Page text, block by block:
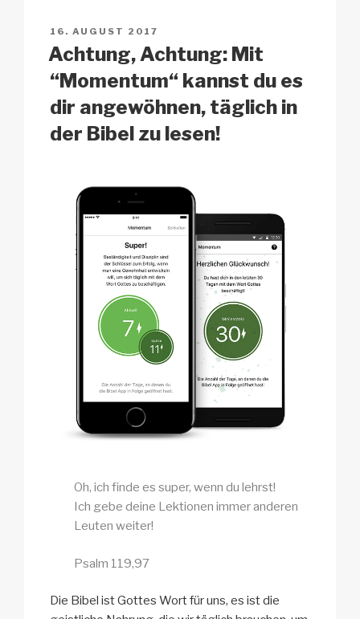
n
k
o
o
k
p
at
VERÖFFENTLICHT
AM
16. AUGUST 2017
Achtung, Achtung: Mit
“Momentum“ kannst du es
dir angewöhnen, täglich in
der Bibel zu lesen!
Oh, ich finde es super, wenn du lehrst!
Ich gebe deine Lektionen immer anderen
Leuten weiter!
Psalm 119,97
Die Bibel ist Gottes Wort für uns, es ist die